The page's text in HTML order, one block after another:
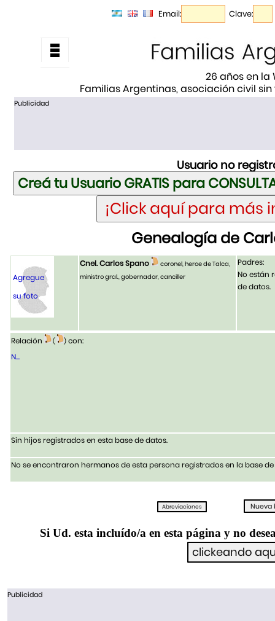
Email: Clave:
26 años en la
Familias Argentinas, asociación civil
Publicidad
Usuario no
Genealogía de
Agregue
su foto
Cnel. Carlos Spano
coronel, heroe de Talca,
ministro gral., gobernador, canciller
Padres:
No están
de datos.
Relación ( ) con:
N...
Sin hijos registrados en esta base de datos.
No se encontraron hermanos de esta persona registrados en la base
Si Ud. esta incluído/a en esta página y no
Publicidad